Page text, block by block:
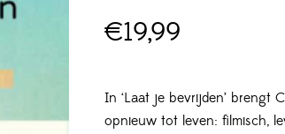
€19,99
In ‘Laat je bevrijden’ brengt
opnieuw tot leven: filmisch,